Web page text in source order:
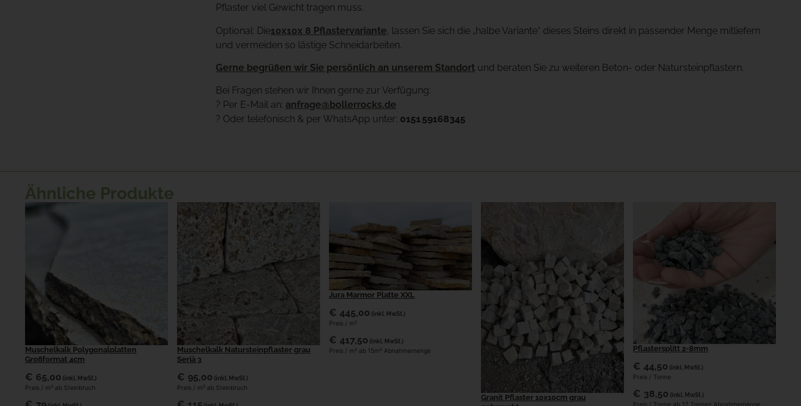
Pflaster viel Gewicht tragen muss.
Optional: Die10x10x 8 Pflastervariante, lassen Sie sich die „halbe Variante“ dieses Steins direkt in passender Menge mitliefern
und vermeiden so lästige Schneidarbeiten.
Gerne begrüßen wir Sie persönlich an unserem Standort und beraten Sie zu weiteren Beton- oder Natursteinpflastern.
Bei Fragen stehen wir Ihnen gerne zur Verfügung:
? Per E-Mail an: anfrage@bollerrocks.de
? Oder telefonisch & per WhatsApp unter: 0151 59168345
Ähnliche Produkte
Muschelkalk Polygonalplatten
Großformat 4cm
€ 65,00 (inkl. MwSt.)
Preis / m² ab Steinbruch
Muschelkalk Natursteinpflaster grau
Serià 3
€ 95,00 (inkl. MwSt.)
Preis / m² ab Steinbruch
Jura Marmor Platte XXL
€ 445,00 (inkl. MwSt.)
Preis / m²
€ 417,50 (inkl. MwSt.)
Preis / m² ab 15m² Abnahmemenge
Granit Pflaster 10x10cm grau
Pflastersplitt 2-8mm
€ 44,50 (inkl. MwSt.)
Preis / Tonne
€ 38,50 (inkl. MwSt.)